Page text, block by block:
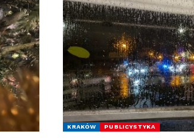
KRAKÓW PUBLICYSTYKA